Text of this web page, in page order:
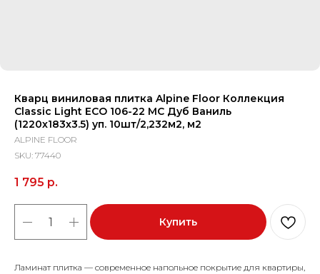
Кварц виниловая плитка Alpine Floor Коллекция
Classic Light ЕСО 106-22 МС Дуб Ваниль
(1220х183х3.5) уп. 10шт/2,232м2, м2
ALPINE FLOOR
SKU: 77440
1 795 р.
Купить
Ламинат плитка — современное напольное покрытие для квартиры,